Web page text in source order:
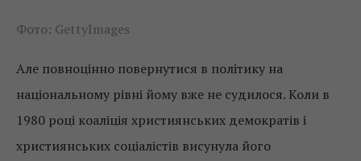
Фото: GettyImages
Але повноцінно повернутися в політику на
національному рівні йому вже не судилося. Коли в
1980 році коаліція християнських демократів і
християнських соціалістів висунула його